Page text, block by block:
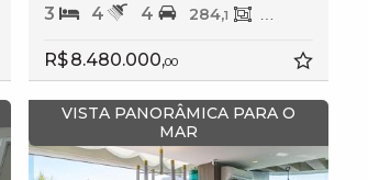
3 4 4 284,1 186,
R$ 8.480.000,00
VISTA PANORÂMICA PARA O
MAR